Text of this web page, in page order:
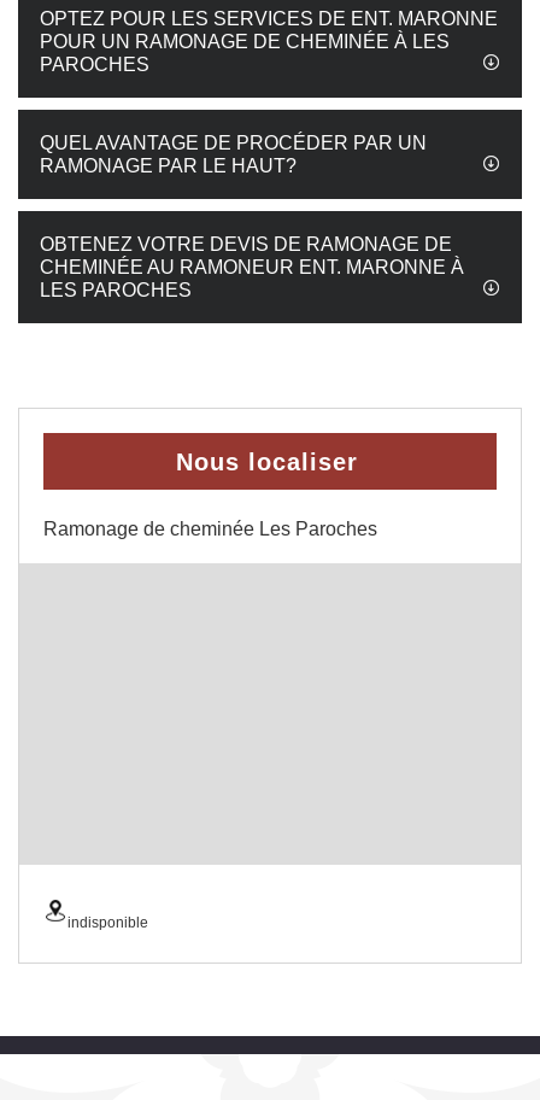
OPTEZ POUR LES SERVICES DE ENT. MARONNE
POUR UN RAMONAGE DE CHEMINÉE À LES
PAROCHES
QUEL AVANTAGE DE PROCÉDER PAR UN
RAMONAGE PAR LE HAUT?
OBTENEZ VOTRE DEVIS DE RAMONAGE DE
CHEMINÉE AU RAMONEUR ENT. MARONNE À
LES PAROCHES
Nous localiser
Ramonage de cheminée Les Paroches
indisponible